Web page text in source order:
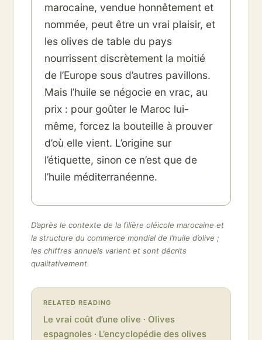
marocaine, vendue honnêtement et
nommée, peut être un vrai plaisir, et
les olives de table du pays
nourrissent discrètement la moitié
de l’Europe sous d’autres pavillons.
Mais l’huile se négocie en vrac, au
prix : pour goûter le Maroc lui-
même, forcez la bouteille à prouver
d’où elle vient. L’origine sur
l’étiquette, sinon ce n’est que de
l’huile méditerranéenne.
D’après le contexte de la filière oléicole marocaine et
la structure du commerce mondial de l’huile d’olive ;
les chiffres annuels varient et sont décrits
qualitativement.
RELATED READING
Le vrai coût d’une olive · Olives
espagnoles · L’encyclopédie des olives